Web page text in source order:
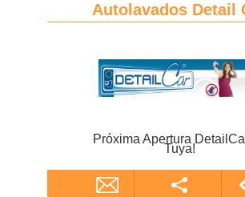
Autolavados Detail
Próxima Apertura
Tuya!